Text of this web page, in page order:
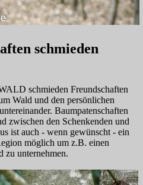
schmieden
schmieden Freundschaften
Wald und den persönlichen
Baumpatenschaften
zwischen den Schenkenden und
ist auch - wenn gewünscht - ein
möglich um z.B. einen
zu unternehmen.